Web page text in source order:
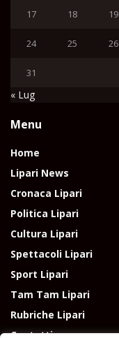
17 18 19
24 25 26
31
« Lug
Menu
Home
Lipari News
Cronaca Lipari
Politica Lipari
Cultura Lipari
Spettacoli Lipari
Sport Lipari
Tam Tam Lipari
Rubriche Lipari
Contatti